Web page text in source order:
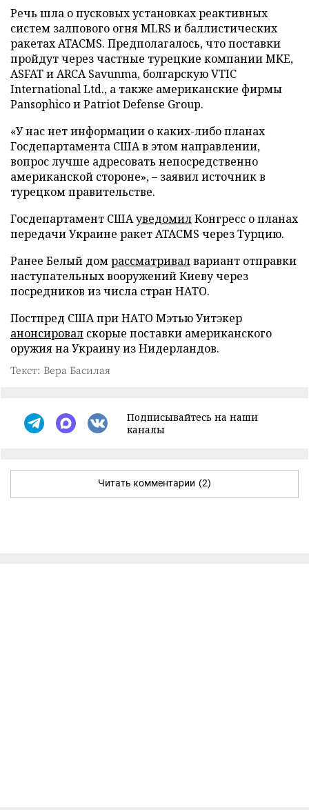
Речь шла о пусковых установках реактивных
систем залпового огня MLRS и баллистических
ракетах ATACMS. Предполагалось, что поставки
пройдут через частные турецкие компании MKE,
ASFAT и ARCA Savunma, болгарскую VTIC
International Ltd., а также американские фирмы
Pansophico и Patriot Defense Group.
«У нас нет информации о каких-либо планах
Госдепартамента США в этом направлении,
вопрос лучше адресовать непосредственно
американской стороне», – заявил источник в
турецком правительстве.
Госдепартамент СШАуведомилКонгресс о планах
передачи Украине ракет ATACMS через Турцию.
Ранее Белый домрассматривалвариант отправки
наступательных вооружений Киеву через
посредников из числа стран НАТО.
Постпред США при НАТО Мэтью Уитэкер
анонсировал скорые поставки американского
оружия на Украину из Нидерландов.
Текст: Вера Басилая
Подписывайтесь на наши
каналы
Читать комментарии (2)